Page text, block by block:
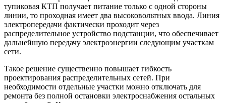
тупиковая КТП получает питание только с одной стороны
линии, то проходная имеет два высоковольтных ввода. Линия
электропередачи фактически проходит через
распределительное устройство подстанции, что обеспечивает
дальнейшую передачу электроэнергии следующим участкам
сети.
Такое решение существенно повышает гибкость
проектирования распределительных сетей. При
необходимости отдельные участки можно отключать для
ремонта без полной остановки электроснабжения остальных